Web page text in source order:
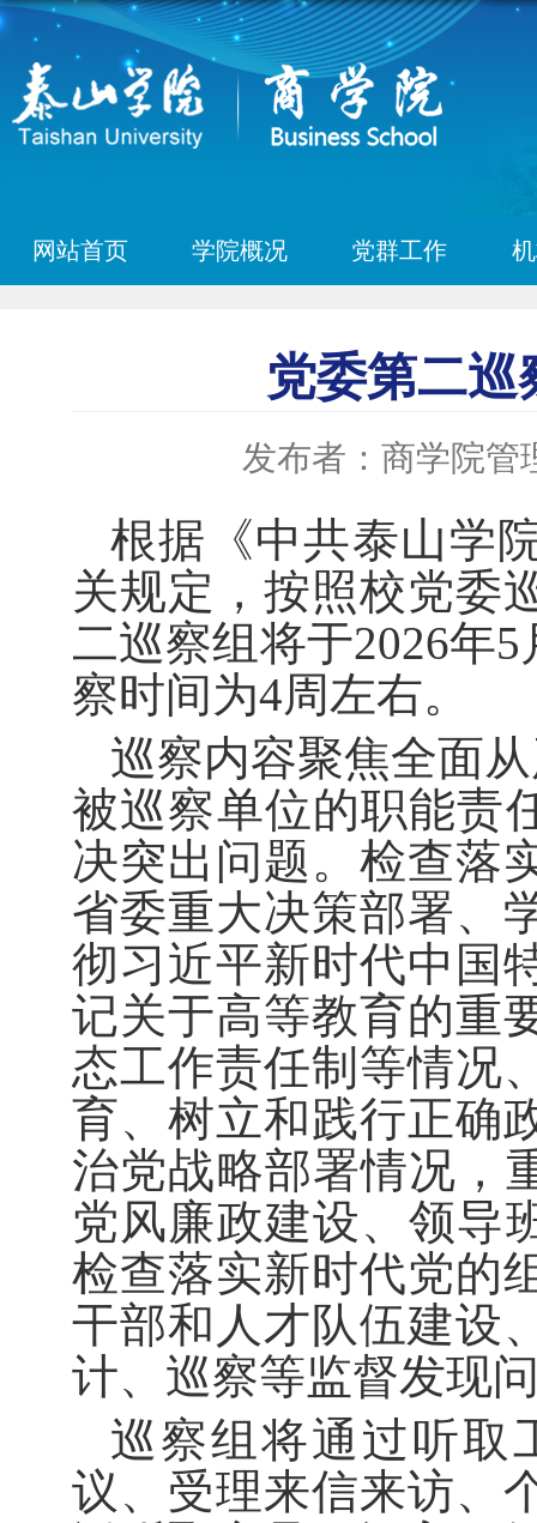
网站首页 学院概况 党群工作
党委第二巡
发布者：商学院管
根据《中共泰山学
关规定，按照校党委
二巡察组将于2026年
察时间为4周左右。
巡察内容聚焦全面
被巡察单位的职能责
决突出问题。检查落
省委重大决策部署、
彻习近平新时代中国
记关于高等教育的重
态工作责任制等情况
育、树立和践行正确
治党战略部署情况，
党风廉政建设、领导
检查落实新时代党的
干部和人才队伍建设
计、巡察等监督发现
巡察组将通过听取
议、受理来信来访、